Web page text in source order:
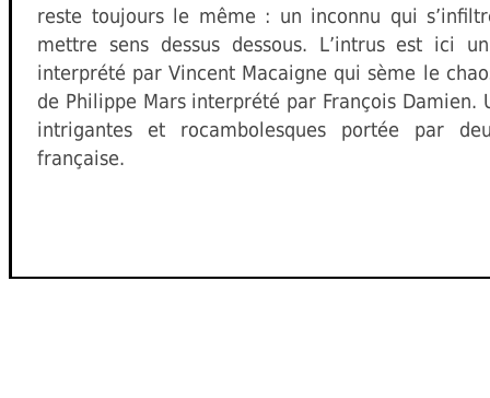
reste toujours le même : un inconnu qui
mettre sens dessus dessous. L’intrus est ici
interprété par Vincent Macaigne qui sème le
de Philippe Mars interprété par François Damien.
intrigantes et rocambolesques portée par
française.